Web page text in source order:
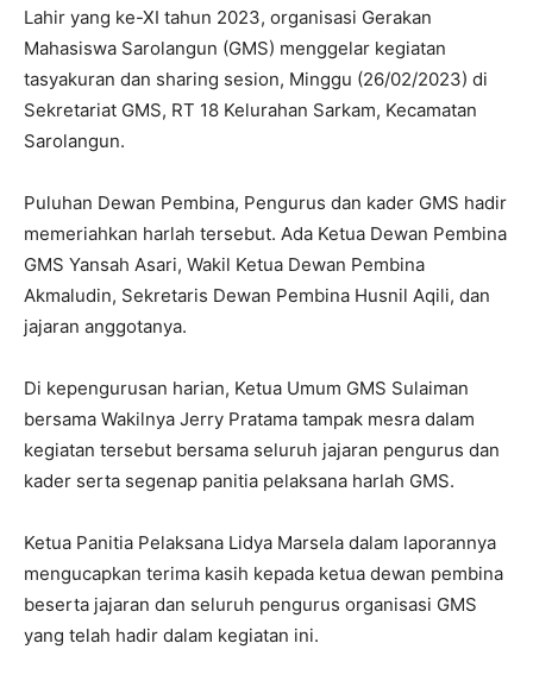
Lahir yang ke-XI tahun 2023, organisasi Gerakan
Mahasiswa Sarolangun (GMS) menggelar kegiatan
tasyakuran dan sharing sesion, Minggu (26/02/2023) di
Sekretariat GMS, RT 18 Kelurahan Sarkam, Kecamatan
Sarolangun.
Puluhan Dewan Pembina, Pengurus dan kader GMS hadir
memeriahkan harlah tersebut. Ada Ketua Dewan Pembina
GMS Yansah Asari, Wakil Ketua Dewan Pembina
Akmaludin, Sekretaris Dewan Pembina Husnil Aqili, dan
jajaran anggotanya.
Di kepengurusan harian, Ketua Umum GMS Sulaiman
bersama Wakilnya Jerry Pratama tampak mesra dalam
kegiatan tersebut bersama seluruh jajaran pengurus dan
kader serta segenap panitia pelaksana harlah GMS.
Ketua Panitia Pelaksana Lidya Marsela dalam laporannya
mengucapkan terima kasih kepada ketua dewan pembina
beserta jajaran dan seluruh pengurus organisasi GMS
yang telah hadir dalam kegiatan ini.